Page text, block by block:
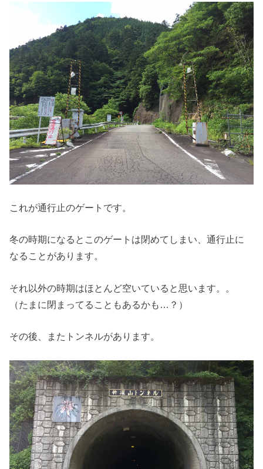
これが通行止のゲートです。
冬の時期になるとこのゲートは閉めてしまい、通行止に
なることがあります。
それ以外の時期はほとんど空いていると思います。。
（たまに閉まってることもあるかも…？）
その後、またトンネルがあります。